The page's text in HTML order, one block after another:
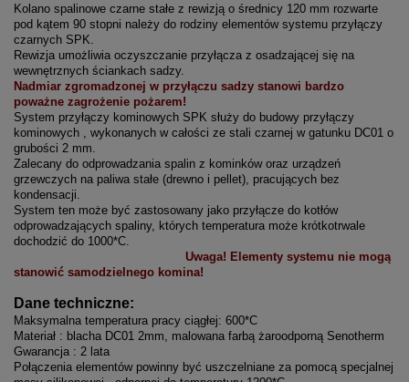
Kolano spalinowe czarne stałe z rewizją o średnicy 120 mm rozwarte
pod kątem 90 stopni należy do rodziny elementów systemu przyłączy
czarnych SPK.
Rewizja umożliwia oczyszczanie przyłącza z osadzającej się na
wewnętrznych ściankach sadzy.
Nadmiar zgromadzonej w przyłączu sadzy stanowi bardzo
poważne zagrożenie pożarem!
System przyłączy kominowych SPK służy do budowy przyłączy
kominowych , wykonanych w całości ze stali czarnej w gatunku DC01 o
grubości 2 mm.
Zalecany do odprowadzania spalin z kominków oraz urządzeń
grzewczych na paliwa stałe (drewno i pellet), pracujących bez
kondensacji.
System ten może być zastosowany jako przyłącze do kotłów
odprowadzających spaliny, których temperatura może krótkotrwale
dochodzić do 1000*C.
Uwaga! Elementy systemu nie mogą
stanowić samodzielnego komina!
Dane techniczne:
Maksymalna temperatura pracy ciągłej: 600*C
Materiał : blacha DC01 2mm, malowana farbą żaroodporną Senotherm
Gwarancja : 2 lata
Połączenia elementów powinny być uszczelniane za pomocą specjalnej